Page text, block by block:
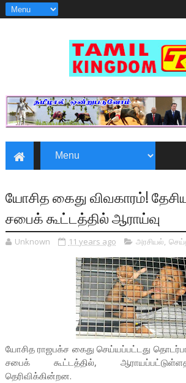
யோசித கைது விவகாரம்! தேசிய
சபைக் கூட்டத்தில் ஆராய்வு
Unknown 11 years ago அரசியல்,
யோசித ராஜபக்ச கைது செய்யப்பட்டது
சபைக் கூட்டத்தில்,
தெரிவிக்கின்றன.